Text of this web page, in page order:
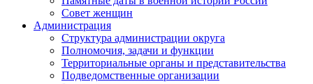
Совет женщин
Администрация
Структура администрации округа
Полномочия, задачи и функции
Территориальные органы и представительства
Подведомственные организации